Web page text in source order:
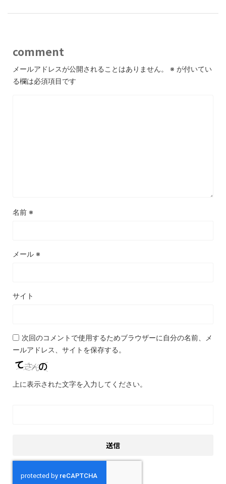
comment
メールアドレスが公開されることはありません。 ※ が付いてい
る欄は必須項目です
名前 ※
メール ※
サイト
次回のコメントで使用するためブラウザーに自分の名前、メ
ールアドレス、サイトを保存する。
上に表示された文字を入力してください。